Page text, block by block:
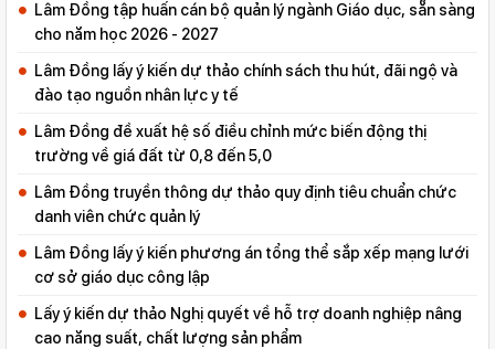
Lâm Đồng tập huấn cán bộ quản lý ngành Giáo dục, sẵn sàng
cho năm học 2026 - 2027
Lâm Đồng lấy ý kiến dự thảo chính sách thu hút, đãi ngộ và
đào tạo nguồn nhân lực y tế
Lâm Đồng đề xuất hệ số điều chỉnh mức biến động thị
trường về giá đất từ 0,8 đến 5,0
Lâm Đồng truyền thông dự thảo quy định tiêu chuẩn chức
danh viên chức quản lý
Lâm Đồng lấy ý kiến phương án tổng thể sắp xếp mạng lưới
cơ sở giáo dục công lập
Lấy ý kiến dự thảo Nghị quyết về hỗ trợ doanh nghiệp nâng
cao năng suất, chất lượng sản phẩm